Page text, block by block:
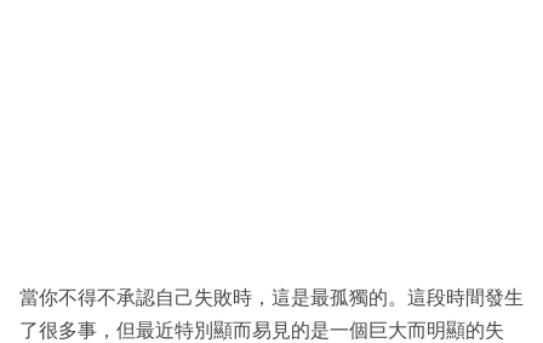
當你不得不承認自己失敗時，這是最孤獨的。這段時間發生
了很多事，但最近特別顯而易見的是一個巨大而明顯的失